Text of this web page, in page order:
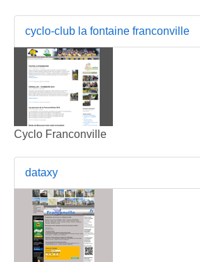
cyclo-club la fontaine franconville
Cyclo Franconville
dataxy